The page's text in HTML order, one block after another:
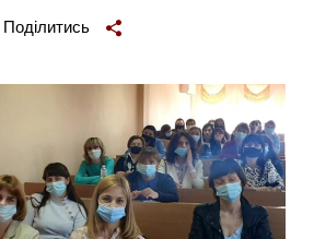
Поділитись